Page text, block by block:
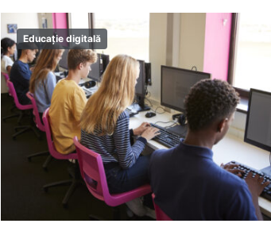
Educație digitală